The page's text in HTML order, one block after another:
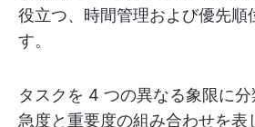
役立つ、時間管理および優先順
す。
タスクを 4 つの異なる象限に
急度と重要度の組み合わせを表